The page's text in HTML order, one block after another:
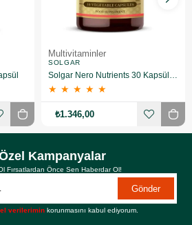
Multivitaminler
SOLGAR
Solgar Nero Nutrients 30 Kapsül 2 Adet
★ ★ ★ ★ ★
₺1.346,00
Kampanyalar
Fırsatlardan Önce Sen Haberdar Ol!
Gönder
verilerimin korunmasını kabul ediyorum.